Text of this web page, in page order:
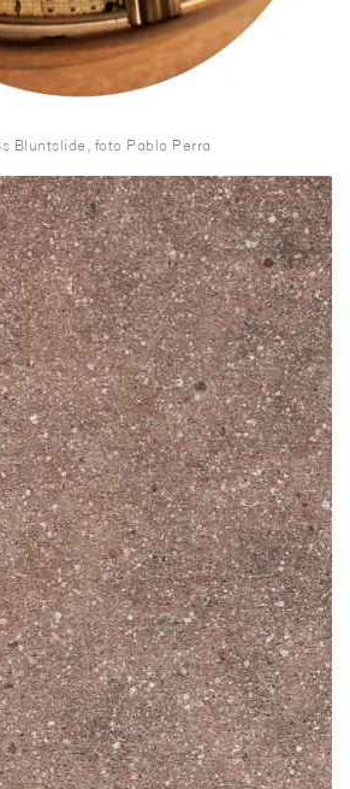
Bluntslide, foto Pablo Perra